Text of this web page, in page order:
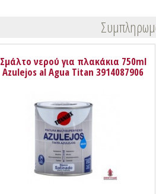
Σμάλτο νερού για πλακάκια 750ml
Azulejos al Agua Titan 3914087906